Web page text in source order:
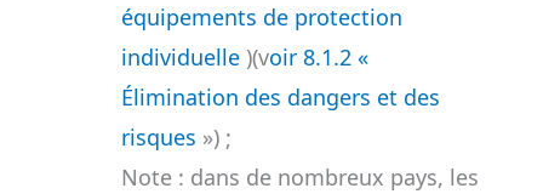
équipements de protection
individuelle)(voir 8.1.2 «
Élimination des dangers et des
risques ») ;
Note : dans de nombreux pays, les